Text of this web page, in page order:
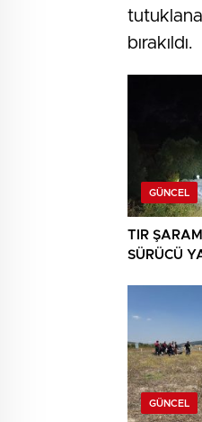
bırakıldı.
GÜNCEL
TIR
SÜRÜCÜ
GÜNCEL